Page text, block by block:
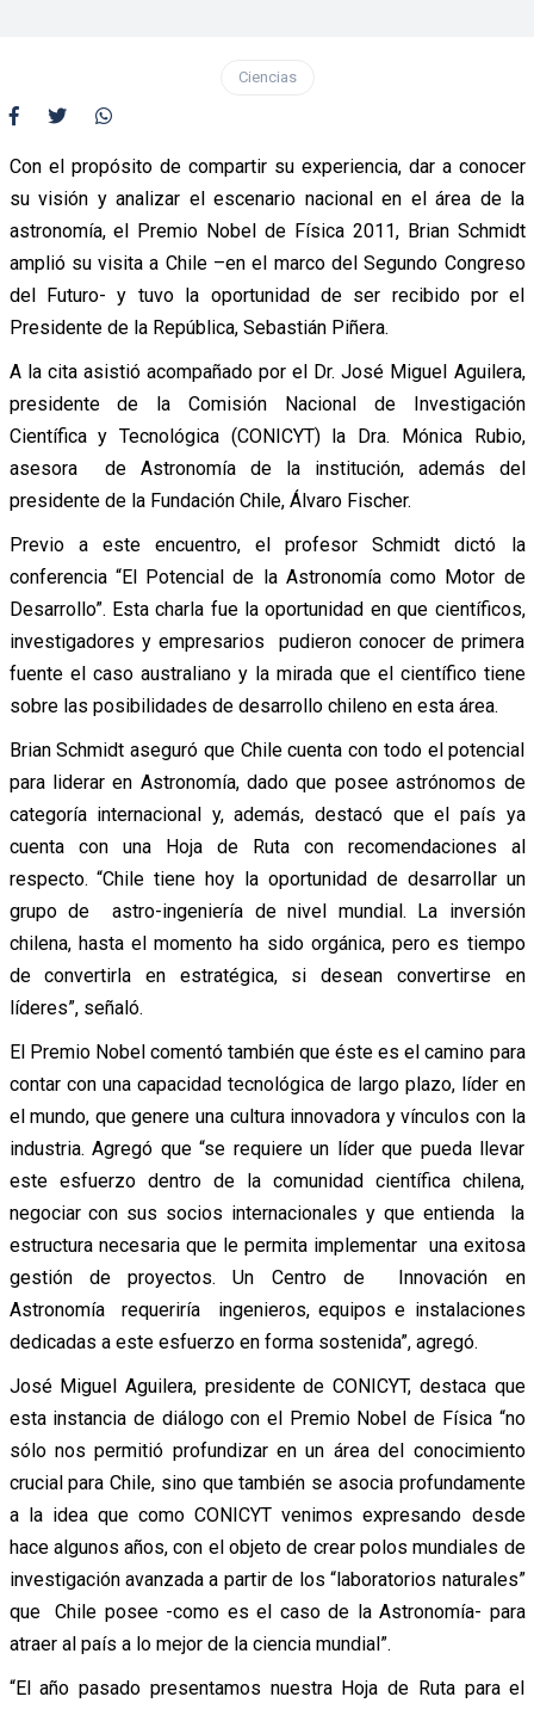
Ciencias
Con el propósito de compartir su experiencia, dar a conocer
su visión y analizar el escenario nacional en el área de la
astronomía, el Premio Nobel de Física 2011, Brian Schmidt
amplió su visita a Chile –en el marco del Segundo Congreso
del Futuro- y tuvo la oportunidad de ser recibido por el
Presidente de la República, Sebastián Piñera.
A la cita asistió acompañado por el Dr. José Miguel Aguilera,
presidente de la Comisión Nacional de Investigación
Científica y Tecnológica (CONICYT) la Dra. Mónica Rubio,
asesora de Astronomía de la institución, además del
presidente de la Fundación Chile, Álvaro Fischer.
Previo a este encuentro, el profesor Schmidt dictó la
conferencia “El Potencial de la Astronomía como Motor de
Desarrollo”. Esta charla fue la oportunidad en que científicos,
investigadores y empresarios pudieron conocer de primera
fuente el caso australiano y la mirada que el científico tiene
sobre las posibilidades de desarrollo chileno en esta área.
Brian Schmidt aseguró que Chile cuenta con todo el potencial
para liderar en Astronomía, dado que posee astrónomos de
categoría internacional y, además, destacó que el país ya
cuenta con una Hoja de Ruta con recomendaciones al
respecto. “Chile tiene hoy la oportunidad de desarrollar un
grupo de astro-ingeniería de nivel mundial. La inversión
chilena, hasta el momento ha sido orgánica, pero es tiempo
de convertirla en estratégica, si desean convertirse en
líderes”, señaló.
El Premio Nobel comentó también que éste es el camino para
contar con una capacidad tecnológica de largo plazo, líder en
el mundo, que genere una cultura innovadora y vínculos con la
industria. Agregó que “se requiere un líder que pueda llevar
este esfuerzo dentro de la comunidad científica chilena,
negociar con sus socios internacionales y que entienda la
estructura necesaria que le permita implementar una exitosa
gestión de proyectos. Un Centro de Innovación en
Astronomía requeriría ingenieros, equipos e instalaciones
dedicadas a este esfuerzo en forma sostenida”, agregó.
José Miguel Aguilera, presidente de CONICYT, destaca que
esta instancia de diálogo con el Premio Nobel de Física “no
sólo nos permitió profundizar en un área del conocimiento
crucial para Chile, sino que también se asocia profundamente
a la idea que como CONICYT venimos expresando desde
hace algunos años, con el objeto de crear polos mundiales de
investigación avanzada a partir de los “laboratorios naturales”
que Chile posee -como es el caso de la Astronomía- para
atraer al país a lo mejor de la ciencia mundial”.
“El año pasado presentamos nuestra Hoja de Ruta para el